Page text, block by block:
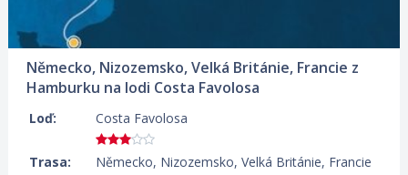
Německo, Nizozemsko, Velká Británie, Francie z
Hamburku na lodi Costa Favolosa
Loď: Costa Favolosa
Trasa:
Německo, Nizozemsko, Velká Británie, Francie